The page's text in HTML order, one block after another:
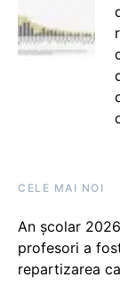
CELE MAI NOI
An școlar
profesori a
repartizarea